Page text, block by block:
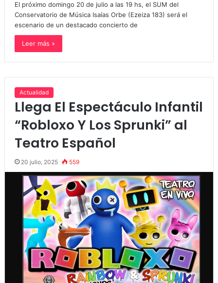
El próximo domingo 20 de julio a las 19 hs, el SUM del
Conservatorio de Música Isaías Orbe (Ezeiza 183) será el
escenario de un destacado concierto de
Leer más »
Actualidad
Llega El Espectáculo Infantil
“Robloxo Y Los Sprunki” al
Teatro Español
20 julio, 2025 559